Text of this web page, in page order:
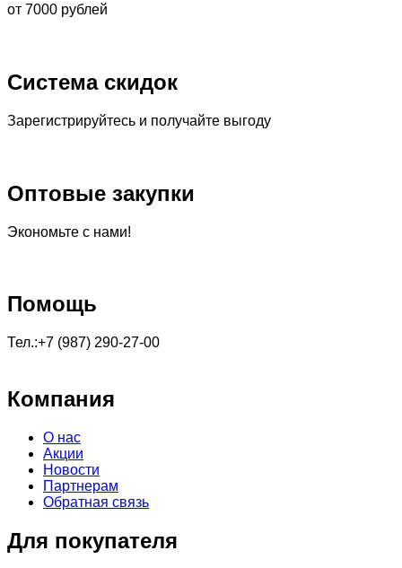
от 7000 рублей
Система скидок
Зарегистрируйтесь и получайте выгоду
Оптовые закупки
Экономьте с нами!
Помощь
Тел.:+7 (987) 290-27-00
Компания
О нас
Акции
Новости
Партнерам
Обратная связь
Для покупателя